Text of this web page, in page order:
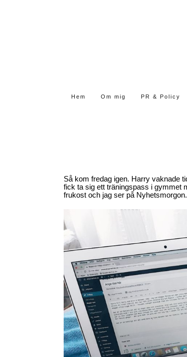
Hem Om mig PR & Policy
Så kom fredag igen. Harry vaknade
fick ta sig ett träningspass i gymmet
frukost och jag ser på